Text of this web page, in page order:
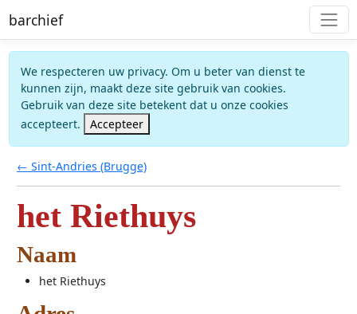
barchief
We respecteren uw privacy. Om u beter van dienst te
kunnen zijn, maakt deze site gebruik van cookies.
Gebruik van deze site betekent dat u onze cookies
accepteert.
Accepteer
← Sint-Andries (Brugge)
het Riethuys
Naam
het Riethuys